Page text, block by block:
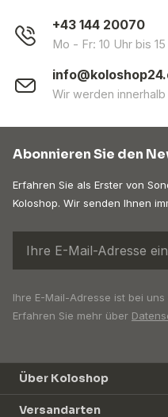
+43 144 20070
Mo - Fr: 10 Uhr bis
Wir werden
Abonnieren Sie den
Erfahren Sie als Erster von
Koloshop. Wir senden Ihnen
Ihre E-Mail-Adresse ist bei uns
Erfahren Sie mehr über
Über Koloshop
Versandarten